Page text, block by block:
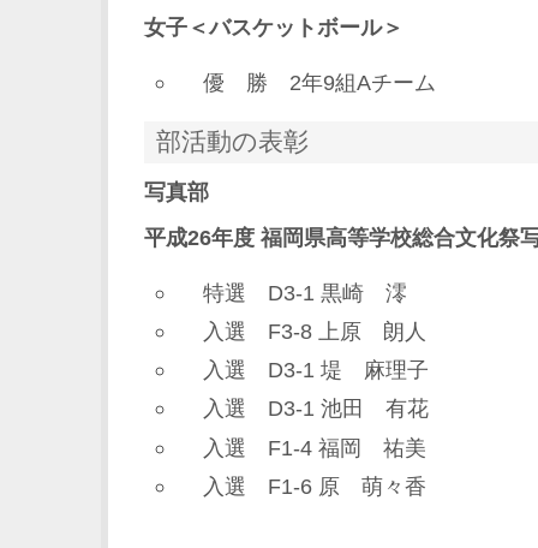
女子＜バスケットボール＞
優 勝 2年9組Aチーム
部活動の表彰
写真部
平成26年度 福岡県高等学校総合文化祭
特選 D3-1 黒崎 澪
入選 F3-8 上原 朗人
入選 D3-1 堤 麻理子
入選 D3-1 池田 有花
入選 F1-4 福岡 祐美
入選 F1-6 原 萌々香